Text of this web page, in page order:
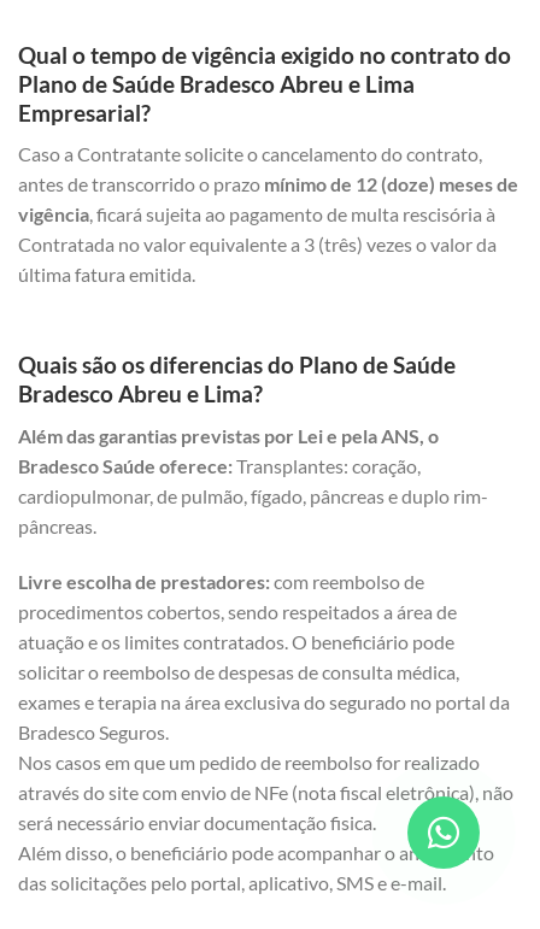
Qual o tempo de vigência exigido no contrato do
Plano de Saúde Bradesco Abreu e Lima
Empresarial?
Caso a Contratante solicite o cancelamento do contrato,
antes de transcorrido o prazo mínimo de 12 (doze) meses de
vigência, ficará sujeita ao pagamento de multa rescisória à
Contratada no valor equivalente a 3 (três) vezes o valor da
última fatura emitida.
Quais são os diferencias do Plano de Saúde
Bradesco Abreu e Lima?
Além das garantias previstas por Lei e pela ANS, o
Bradesco Saúde oferece:Transplantes: coração,
cardiopulmonar, de pulmão, fígado, pâncreas e duplo rim-
pâncreas.
Livre escolha de prestadores:com reembolso de
procedimentos cobertos, sendo respeitados a área de
atuação e os limites contratados. O beneficiário pode
solicitar o reembolso de despesas de consulta médica,
exames e terapia na área exclusiva do segurado no portal da
Bradesco Seguros.
Nos casos em que um pedido de reembolso for realizado
através do site com envio de NFe (nota fiscal eletrônica), não
será necessário enviar documentação fisica.
Além disso, o beneficiário pode acompanhar o andamento
das solicitações pelo portal, aplicativo, SMS e e-mail.